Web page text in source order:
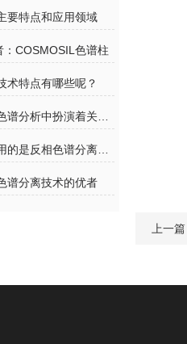
要特点和应用领域
COSMOSIL色谱柱
术特点有哪些呢？
谱分离技术的优者
上一